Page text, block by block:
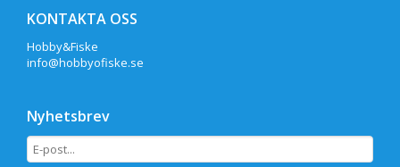
KONTAKTA OSS
Hobby&Fiske
info@hobbyofiske.se
Nyhetsbrev